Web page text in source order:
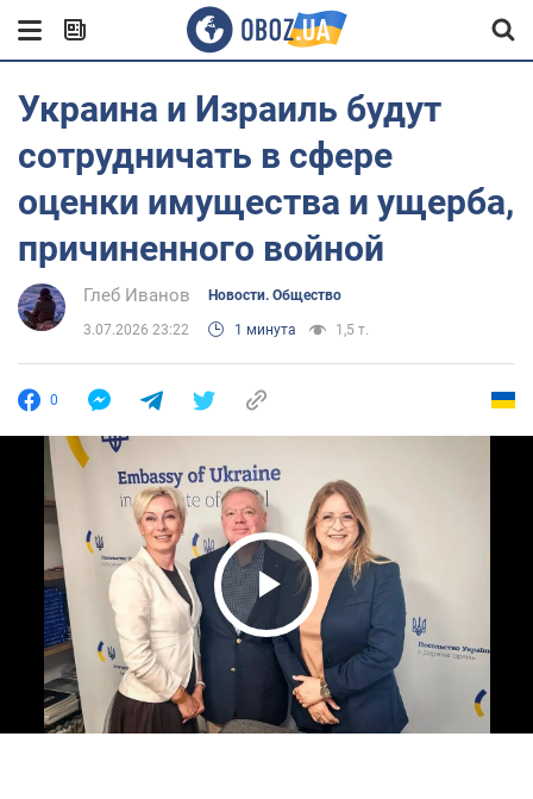
Украина и Израиль будут
сотрудничать в сфере
оценки имущества и ущерба,
причиненного войной
Глеб Иванов Новости. Общество
3.07.2026 23:22 1 минута 1,5 т.
0
Play Video